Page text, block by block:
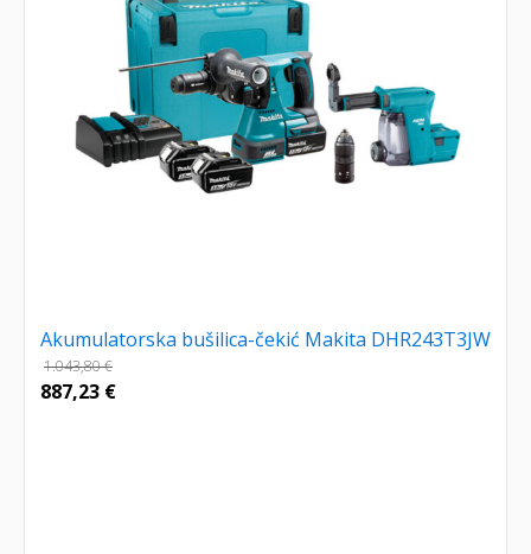
Akumulatorska bušilica-čekić Makita DHR243T3JW
1.043,80€
887,23 €